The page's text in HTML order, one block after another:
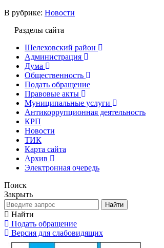
В рубрике: Новости
Разделы сайта
Шелеховский район
Администрация
Дума
Общественность
Подать обращение
Правовые акты
Муниципальные услуги
Антикоррупционная деятельность
КРП
Новости
ТИК
Карта сайта
Архив
Электронная очередь
Поиск
Закрыть
Найти
Найти
Подать обращение
Версия для слабовидящих